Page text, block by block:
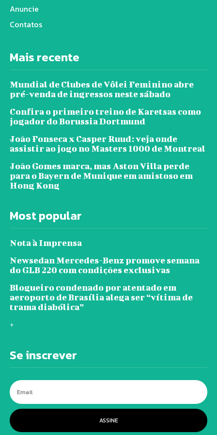
Anuncie
Contatos
Mais recente
Mundial de Clubes de Vôlei Feminino abre
pré-venda de ingressos neste sábado
Confira o primeiro treino de Karetsas como
jogador do Borussia Dortmund
João Fonseca x Casper Ruud: veja onde
assistir ao jogo no Masters 1000 de Montreal
João Gomes marca, mas Aston Villa perde
para o Bayern de Munique em amistoso em
Hong Kong
Most popular
Nota à Imprensa
Newsedan Mercedes-Benz promove semana
do GLB 220 com condições exclusivas
Blogueiro condenado por atentado em
aeroporto de Brasília alega ser “vítima de
trama diabólica”
+
Se inscrever
ASSINE